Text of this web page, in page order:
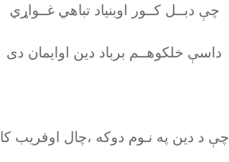
چې دبــل کــور اوبنیاد تباهي غــواړي
داسې خلکوهــم برباد دین اوایمان دی
چې د دین په نـوم دوکه ،چال اوفریب کا